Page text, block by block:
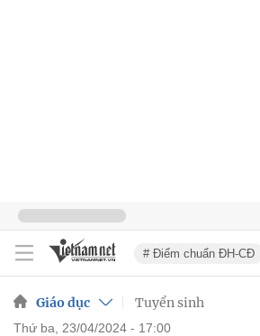
# Điểm chuẩn ĐH-CĐ
Giáo dục Tuyển sinh
thứ ba, 23/04/2024 - 17:00